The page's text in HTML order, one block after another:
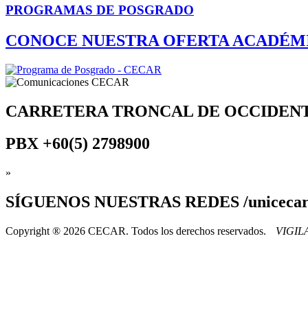
PROGRAMAS DE POSGRADO
CONOCE NUESTRA OFERTA
CARRETERA TRONCAL DE
PBX +60(5) 2798900
»
SÍGUENOS NUESTRAS REDES /
Copyright ® 2026 CECAR. Todos los derechos reservados.